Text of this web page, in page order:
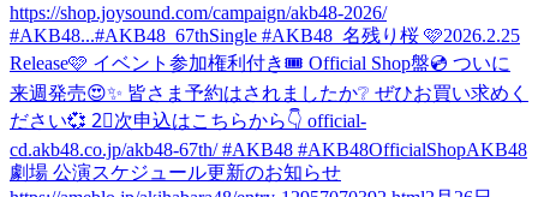
https://shop.joysound.com/campaign/akb48-2026/
#AKB48...#AKB48_67thSingle #AKB48_名残り桜 🩷2026.2.25
Release🩷 イベント参加権利付き🎟️ Official Shop盤💿 ついに
来週発売😍✨ 皆さま予約はされましたか❔ ぜひお買い求めく
ださい💞 2⃣次申込はこちらから👇 official-
cd.akb48.co.jp/akb48-67th/ #AKB48 #AKB48OfficialShopAKB48
劇場 公演スケジュール更新のお知らせ